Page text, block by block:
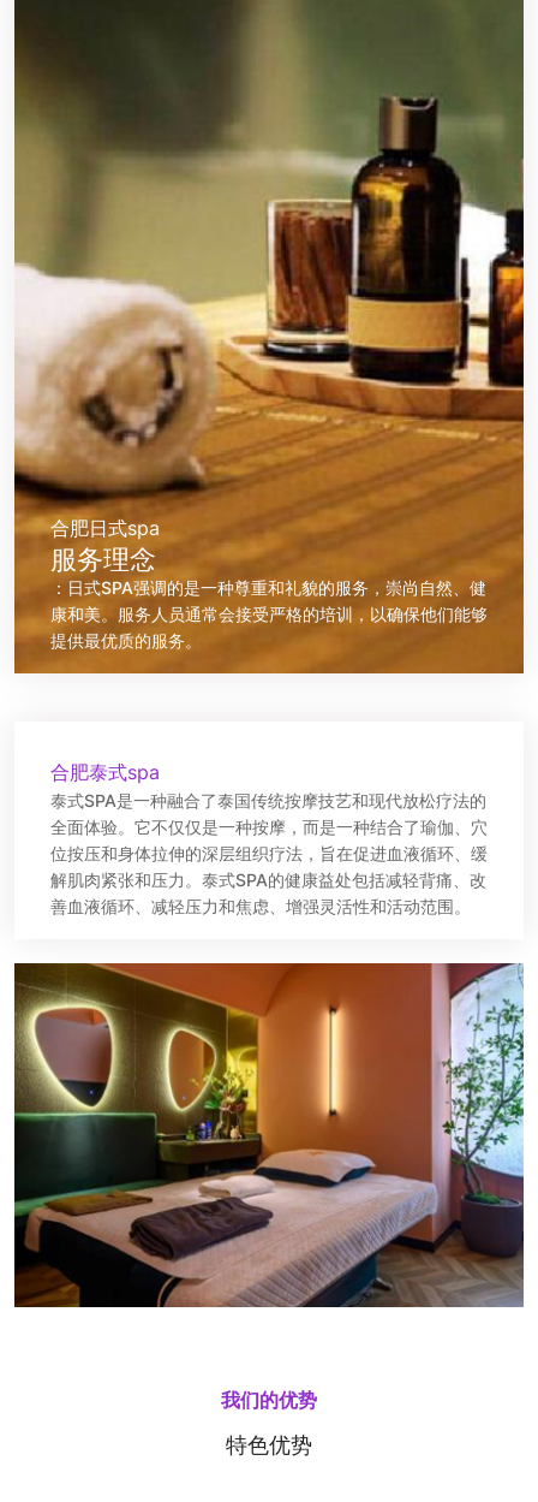
合肥日式spa
服务理念
：日式SPA强调的是一种尊重和礼貌的服务，崇尚自然、健
康和美。服务人员通常会接受严格的培训，以确保他们能够
提供最优质的服务。
合肥泰式spa
泰式SPA是一种融合了泰国传统按摩技艺和现代放松疗法的
全面体验。它不仅仅是一种按摩，而是一种结合了瑜伽、穴
位按压和身体拉伸的深层组织疗法，旨在促进血液循环、缓
解肌肉紧张和压力。泰式SPA的健康益处包括减轻背痛、改
善血液循环、减轻压力和焦虑、增强灵活性和活动范围。
我们的优势
特色优势